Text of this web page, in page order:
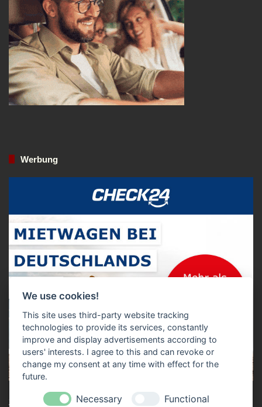
We use cookies!
This site uses third-party website tracking
technologies to provide its services, constantly
improve and display advertisements according to
users' interests. I agree to this and can revoke or
change my consent at any time with effect for the
future.
Necessary Functional
Werbung
Zum Mietwagen Preisvergleich!*